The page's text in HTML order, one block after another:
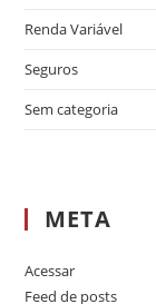
Renda Variável
Seguros
Sem categoria
META
Acessar
Feed de posts